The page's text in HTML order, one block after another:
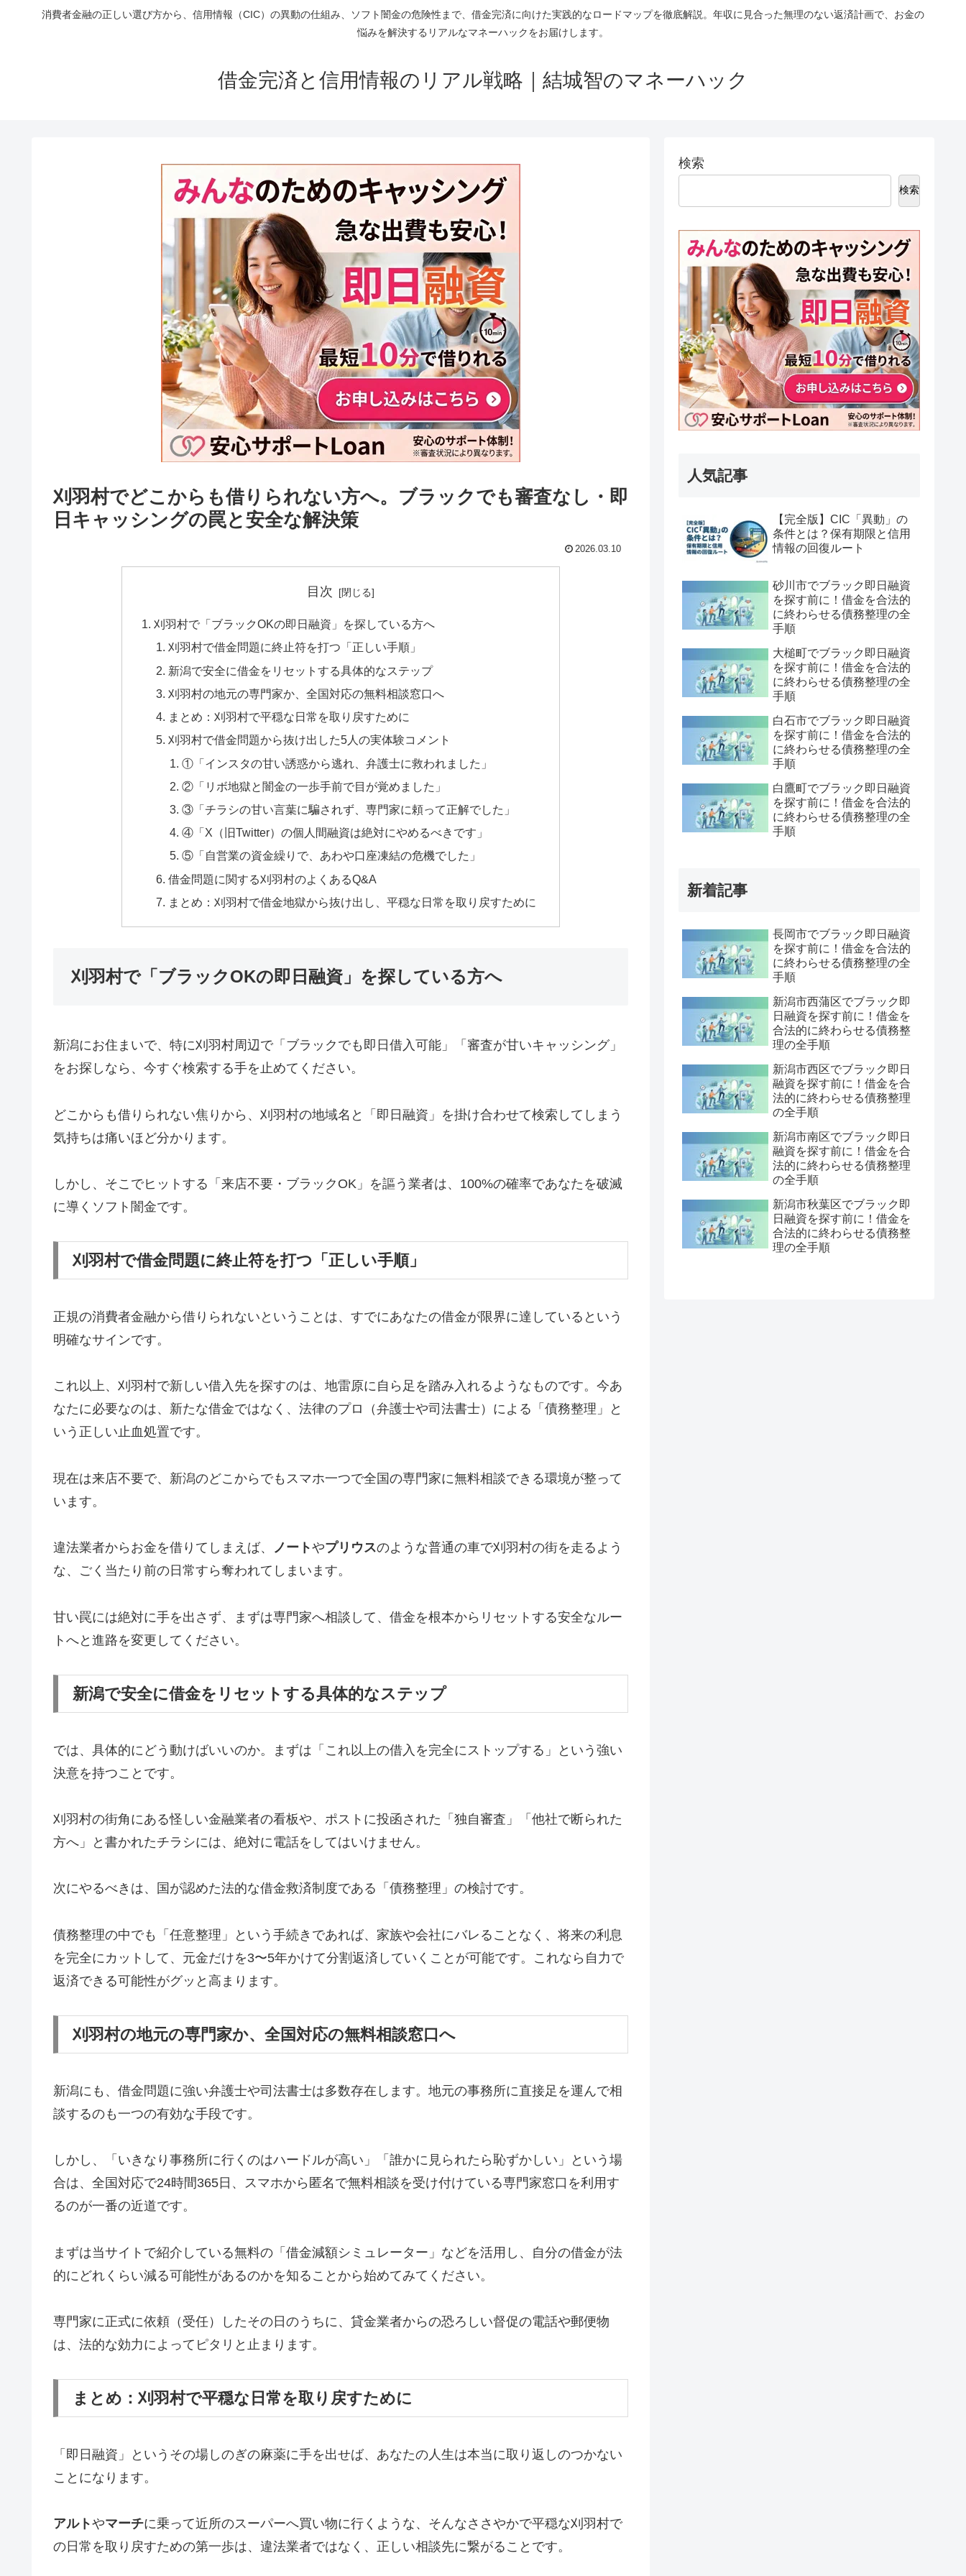
消費者金融の正しい選び方から、信用情報（CIC）の異動の仕組み、ソフト闇金の危険性まで、借金完済に向けた実践的なロードマップを徹底解説。年収に見合った無理のない返済計画で、お金の
悩みを解決するリアルなマネーハックをお届けします。
借金完済と信用情報のリアル戦略｜結城智のマネーハック
刈羽村でどこからも借りられない方へ。ブラックでも審査なし・即
日キャッシングの罠と安全な解決策
2026.03.10
目次
刈羽村で「ブラックOKの即日融資」を探している方へ
刈羽村で借金問題に終止符を打つ「正しい手順」
新潟で安全に借金をリセットする具体的なステップ
刈羽村の地元の専門家か、全国対応の無料相談窓口へ
まとめ：刈羽村で平穏な日常を取り戻すために
刈羽村で借金問題から抜け出した5人の実体験コメント
①「インスタの甘い誘惑から逃れ、弁護士に救われました」
②「リボ地獄と闇金の一歩手前で目が覚めました」
③「チラシの甘い言葉に騙されず、専門家に頼って正解でした」
④「X（旧Twitter）の個人間融資は絶対にやめるべきです」
⑤「自営業の資金繰りで、あわや口座凍結の危機でした」
借金問題に関する刈羽村のよくあるQ&A
まとめ：刈羽村で借金地獄から抜け出し、平穏な日常を取り戻すために
刈羽村で「ブラックOKの即日融資」を探している方へ
新潟にお住まいで、特に刈羽村周辺で「ブラックでも即日借入可能」「審査が甘いキャッシング」
をお探しなら、今すぐ検索する手を止めてください。
どこからも借りられない焦りから、刈羽村の地域名と「即日融資」を掛け合わせて検索してしまう
気持ちは痛いほど分かります。
しかし、そこでヒットする「来店不要・ブラックOK」を謳う業者は、100%の確率であなたを破滅
に導くソフト闇金です。
刈羽村で借金問題に終止符を打つ「正しい手順」
正規の消費者金融から借りられないということは、すでにあなたの借金が限界に達しているという
明確なサインです。
これ以上、刈羽村で新しい借入先を探すのは、地雷原に自ら足を踏み入れるようなものです。今あ
なたに必要なのは、新たな借金ではなく、法律のプロ（弁護士や司法書士）による「債務整理」と
いう正しい止血処置です。
現在は来店不要で、新潟のどこからでもスマホ一つで全国の専門家に無料相談できる環境が整って
います。
違法業者からお金を借りてしまえば、 ノートやプリウスのような普通の車で刈羽村の街を走るよう
な、ごく当たり前の日常すら奪われてしまいます。
甘い罠には絶対に手を出さず、まずは専門家へ相談して、借金を根本からリセットする安全なルー
トへと進路を変更してください。
新潟で安全に借金をリセットする具体的なステップ
では、具体的にどう動けばいいのか。まずは「これ以上の借入を完全にストップする」という強い
決意を持つことです。
刈羽村の街角にある怪しい金融業者の看板や、ポストに投函された「独自審査」「他社で断られた
方へ」と書かれたチラシには、絶対に電話をしてはいけません。
次にやるべきは、国が認めた法的な借金救済制度である「債務整理」の検討です。
債務整理の中でも「任意整理」という手続きであれば、家族や会社にバレることなく、将来の利息
を完全にカットして、元金だけを3〜5年かけて分割返済していくことが可能です。これなら自力で
返済できる可能性がグッと高まります。
刈羽村の地元の専門家か、全国対応の無料相談窓口へ
新潟にも、借金問題に強い弁護士や司法書士は多数存在します。地元の事務所に直接足を運んで相
談するのも一つの有効な手段です。
しかし、「いきなり事務所に行くのはハードルが高い」「誰かに見られたら恥ずかしい」という場
合は、全国対応で24時間365日、スマホから匿名で無料相談を受け付けている専門家窓口を利用す
るのが一番の近道です。
まずは当サイトで紹介している無料の「借金減額シミュレーター」などを活用し、自分の借金が法
的にどれくらい減る可能性があるのかを知ることから始めてみてください。
専門家に正式に依頼（受任）したその日のうちに、貸金業者からの恐ろしい督促の電話や郵便物
は、法的な効力によってピタリと止まります。
まとめ：刈羽村で平穏な日常を取り戻すために
「即日融資」というその場しのぎの麻薬に手を出せば、あなたの人生は本当に取り返しのつかない
ことになります。
アルトやマーチに乗って近所のスーパーへ買い物に行くような、そんなささやかで平穏な刈羽村で
の日常を取り戻すための第一歩は、違法業者ではなく、正しい相談先に繋がることです。
検索
検索
人気記事
【完全版】CIC「異動」の
条件とは？保有期限と信用
情報の回復ルート
砂川市でブラック即日融資
を探す前に！借金を合法的
に終わらせる債務整理の全
手順
大槌町でブラック即日融資
を探す前に！借金を合法的
に終わらせる債務整理の全
手順
白石市でブラック即日融資
を探す前に！借金を合法的
に終わらせる債務整理の全
手順
白鷹町でブラック即日融資
を探す前に！借金を合法的
に終わらせる債務整理の全
手順
新着記事
長岡市でブラック即日融資
を探す前に！借金を合法的
に終わらせる債務整理の全
手順
新潟市西蒲区でブラック即
日融資を探す前に！借金を
合法的に終わらせる債務整
理の全手順
新潟市西区でブラック即日
融資を探す前に！借金を合
法的に終わらせる債務整理
の全手順
新潟市南区でブラック即日
融資を探す前に！借金を合
法的に終わらせる債務整理
の全手順
新潟市秋葉区でブラック即
日融資を探す前に！借金を
合法的に終わらせる債務整
理の全手順